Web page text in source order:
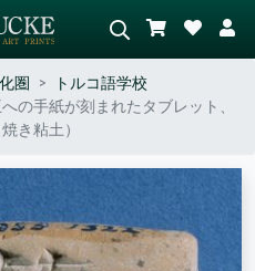
緑の草原、赤の多い抽象画、暗い
油絵、木のそばの立ち姿のヌー
ド。
圏
トルコ語学校
の手紙が刻まれたタブレット、
き粘土）